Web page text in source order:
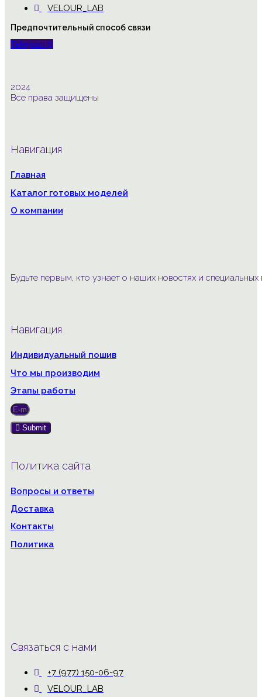
VELOUR_LAB
Предпочтительный способ связи
Telegram
2024
Все права защищены
Навигация
Главная
Каталог готовых моделей
О компании
Будьте первым, кто узнает о наших новостях и
Навигация
Индивидуальный пошив
Что мы производим
Этапы работы
Submit
Политика сайта
Вопросы и ответы
Доставка
Контакты
Политика
Связаться с нами
+7 (977) 150-06-97
VELOUR_LAB